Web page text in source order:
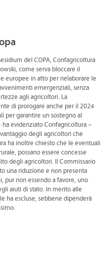
del COPA, Confagricoltura
come serva bloccare il
europee in atto per rielaborare le
emergenziali, senza
agli agricoltori. La
di prorogare anche per il 2024
per garantire un sostegno al
evidenziato Confagricoltura –
degli agricoltori che
ha inoltre chiesto che le eventuali
possano essere concesse
degli agricoltori. Il Commissario
una riduzione e non presenta
pur non essendo a favore, uno
aiuti di stato. In merito alle
ha escluse, sebbene dipenderà